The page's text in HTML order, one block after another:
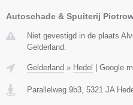
Autoschade & Spuiterij
Niet gevestigd in de plaats
Gelderland.
Gelderland » Hedel Google
Parallelweg 9b3, 5321 JA